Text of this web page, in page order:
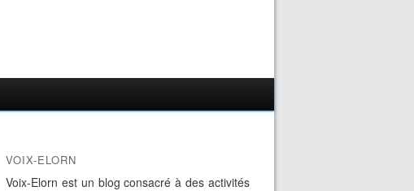
VOIX-ELORN
Voix-Elorn est un blog consacré à des activités